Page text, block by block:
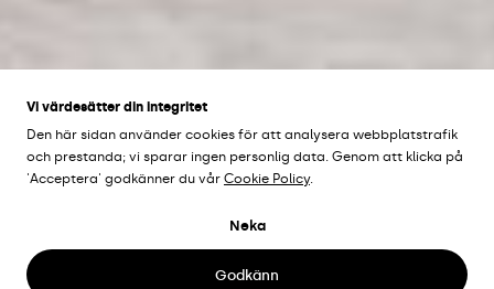
Kiruna,
Sverige
Vi värdesätter din integritet
Den här sidan använder cookies för att analysera webbplatstrafik
och prestanda; vi sparar ingen personlig data. Genom att klicka på
'Acceptera' godkänner du vår Cookie Policy.
Neka
Godkänn